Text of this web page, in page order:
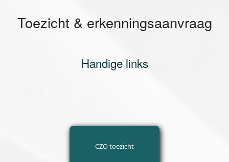
Toezicht & erkenningsaanvraag
Handige links
CZO toezicht